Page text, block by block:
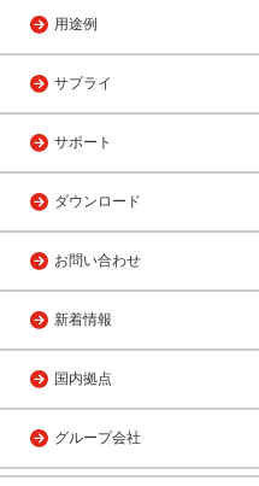
用途例
サプライ
サポート
ダウンロード
お問い合わせ
新着情報
国内拠点
グループ会社